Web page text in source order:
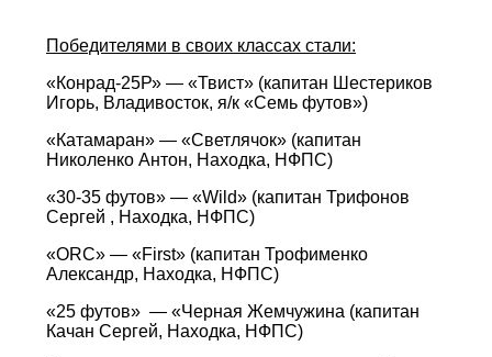
Победителями в своих классах стали:
«Конрад-25Р» — «Твист» (капитан Шестериков
Игорь, Владивосток, я/к «Семь футов»)
«Катамаран» — «Светлячок» (капитан
Николенко Антон, Находка, НФПС)
«30-35 футов» — «Wild» (капитан Трифонов
Сергей , Находка, НФПС)
«ORC» — «First» (капитан Трофименко
Александр, Находка, НФПС)
«25 футов» — «Черная Жемчужина (капитан
Качан Сергей, Находка, НФПС)